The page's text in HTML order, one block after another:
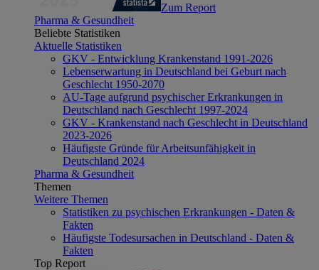
Zum Report
Pharma & Gesundheit
Beliebte Statistiken
Aktuelle Statistiken
GKV - Entwicklung Krankenstand 1991-2026
Lebenserwartung in Deutschland bei Geburt nach
Geschlecht 1950-2070
AU-Tage aufgrund psychischer Erkrankungen in
Deutschland nach Geschlecht 1997-2024
GKV - Krankenstand nach Geschlecht in Deutschland
2023-2026
Häufigste Gründe für Arbeitsunfähigkeit in
Deutschland 2024
Pharma & Gesundheit
Themen
Weitere Themen
Statistiken zu psychischen Erkrankungen - Daten &
Fakten
Häufigste Todesursachen in Deutschland - Daten &
Fakten
Top Report